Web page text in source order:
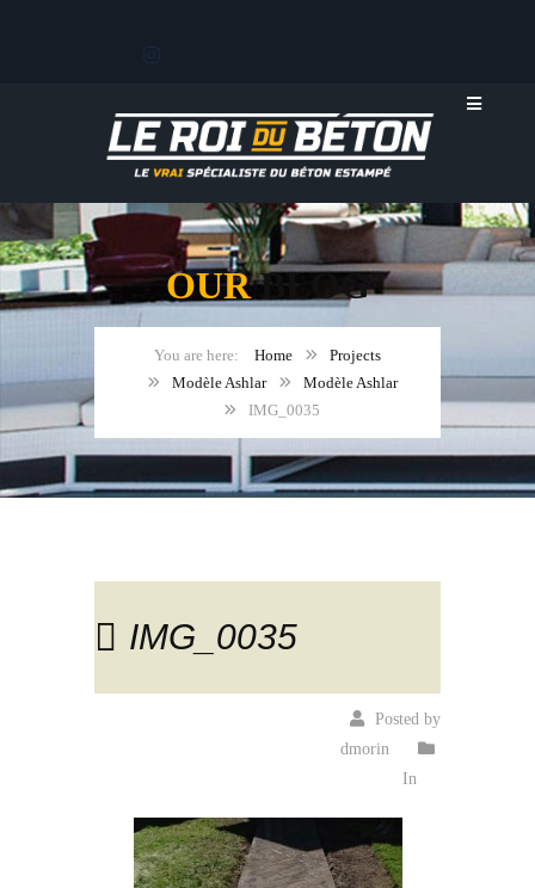
OURBLOG
Home
Projects
Modèle Ashlar
Modèle Ashlar
IMG_0035
IMG_0035
Posted by
dmorin
In